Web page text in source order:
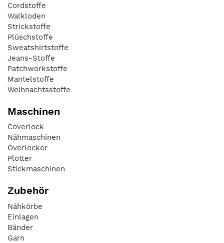
Cordstoffe
Walkloden
Strickstoffe
Plüschstoffe
Sweatshirtstoffe
Jeans-Stoffe
Patchworkstoffe
Mantelstoffe
Weihnachtsstoffe
Maschinen
Coverlock
Nähmaschinen
Overlocker
Plotter
Stickmaschinen
Zubehör
Nähkörbe
Einlagen
Bänder
Garn